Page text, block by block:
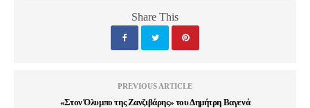
Share This
PREVIOUS ARTICLE
«Στον Όλυμπο της Ζανζιβάρης» του Δημήτρη Βαγενά